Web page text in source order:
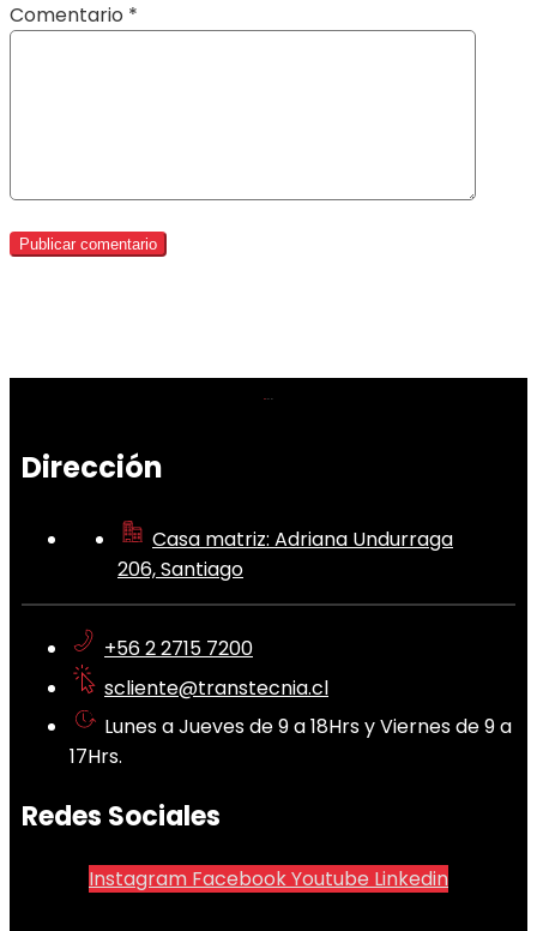
Comentario *
Dirección
Casa matriz: Adriana Undurraga
206, Santiago
+56 2 2715 7200
scliente@transtecnia.cl
Lunes a Jueves de 9 a 18Hrs y Viernes de 9 a
17Hrs.
Redes Sociales
Instagram FacebookYoutube Linkedin